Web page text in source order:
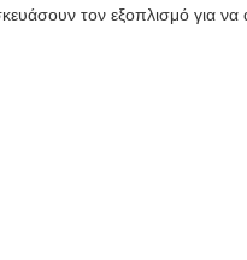
τον εξοπλισμό για